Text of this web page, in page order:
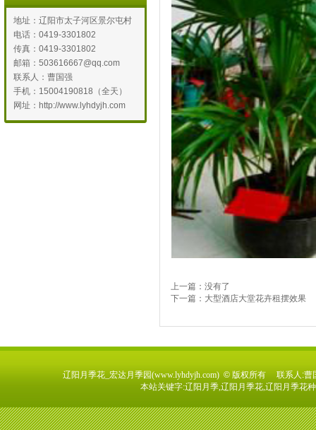
地址：辽阳市太子河区景尔屯村
电话：0419-3301802
传真：0419-3301802
邮箱：503616667@qq.com
联系人：曹国强
手机：15004190818（全天）
网址：http://www.lyhdyjh.com
上一篇：没有了
下一篇： 大型酒店大堂花卉租摆效果
辽阳月季花_宏达月季园(www.lyhdyjh.com) © 版权所有 联系人:曹
本站关键字:辽阳月季,辽阳月季花,辽阳月季花